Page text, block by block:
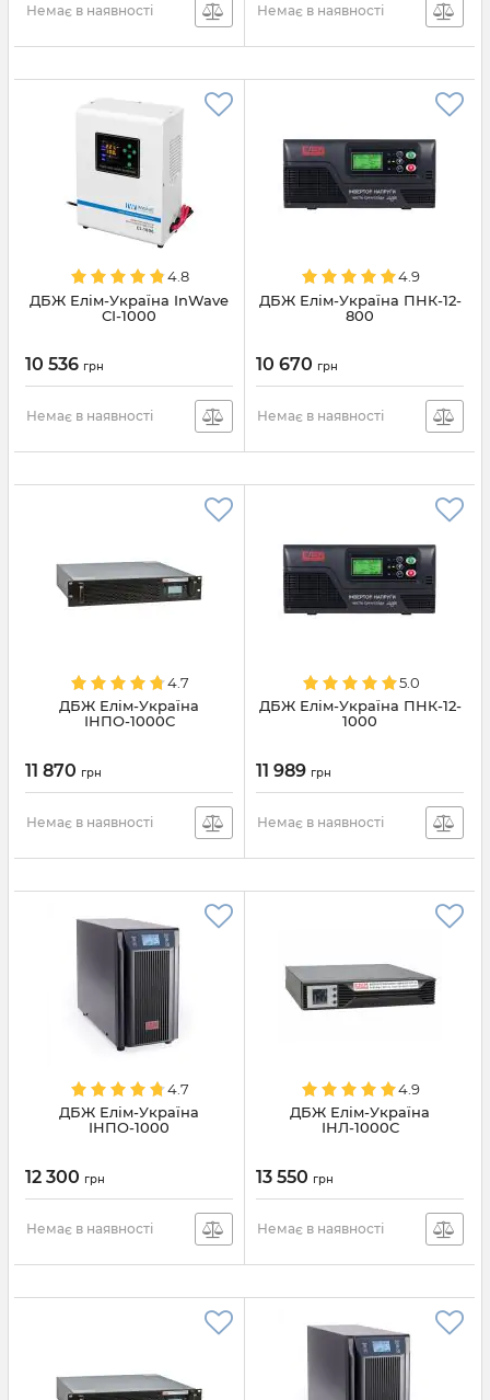
Немає в наявності Немає в наявності
4.8
ДБЖ Елім-Україна InWave
СІ-1000
10 536 грн
Немає в наявності
4.9
ДБЖ Елім-Україна ПНК-12-
800
10 670 грн
Немає в наявності
4.7
ДБЖ Елім-Україна
ІНПО-1000С
11 870 грн
Немає в наявності
5.0
ДБЖ Елім-Україна ПНК-12-
1000
11 989 грн
Немає в наявності
4.7
ДБЖ Елім-Україна
ІНПО-1000
12 300 грн
Немає в наявності
4.9
ДБЖ Елім-Україна
ІНЛ-1000С
13 550 грн
Немає в наявності